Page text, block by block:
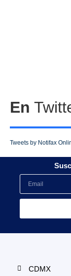
En
Tweets by Notifax
CDMX